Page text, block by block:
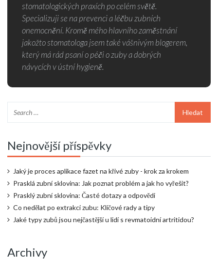
stomatologických praxích po celém světě.
Specializuji se na prevenci a léčbu zubních
onemocnění. Kromě mého hlavního zaměstnání
jakožto stomatologa jsem také vášnivým blogerem,
který má rád psaní o péči o zuby a dobrých
návycích v ústní hygieně.
Nejnovější příspěvky
Jaký je proces aplikace fazet na křivé zuby - krok za krokem
Prasklá zubní sklovina: Jak poznat problém a jak ho vyřešit?
Prasklý zubní sklovina: Časté dotazy a odpovědi
Co nedělat po extrakci zubu: Klíčové rady a tipy
Jaké typy zubů jsou nejčastější u lidí s revmatoidní artritidou?
Archivy